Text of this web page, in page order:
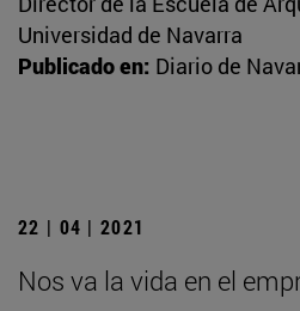
Universidad de Navarra
Publicado en: Diario de
22 | 04 | 2021
Nos va la vida en el